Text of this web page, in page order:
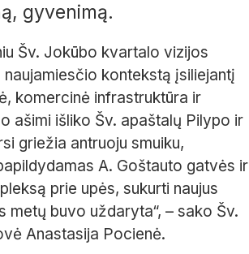
gyvenimą.
Šv. Jokūbo kvartalo vizijos
kontekstą įsiliejantį
komercinė infrastruktūra ir
ašimi išliko Šv. apaštalų Pilypo ir
griežia antruoju smuiku,
A. Goštauto gatvės ir
prie upės, sukurti naujus
buvo uždaryta“, – sako Šv.
Anastasija Pocienė.